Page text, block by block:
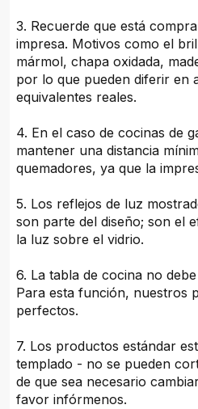
3. Recuerde que está
impresa. Motivos como el
mármol, chapa oxidada,
por lo que pueden diferir en
equivalentes reales.
4. En el caso de cocinas de
mantener una distancia
quemadores, ya que la
5. Los reflejos de luz
son parte del diseño; son el
la luz sobre el vidrio.
6. La tabla de cocina no
Para esta función, nuestros
perfectos.
7. Los productos estándar
templado - no se pueden
de que sea necesario
favor infórmenos.